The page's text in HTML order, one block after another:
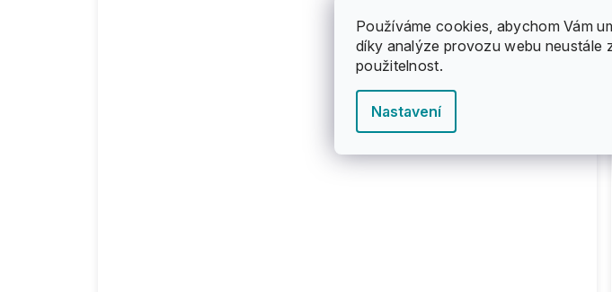
Používáme cookies, abychom Vám
díky analýze provozu webu neustále
použitelnost.
Nastavení